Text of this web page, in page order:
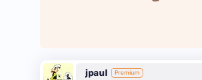
jpaul Premium